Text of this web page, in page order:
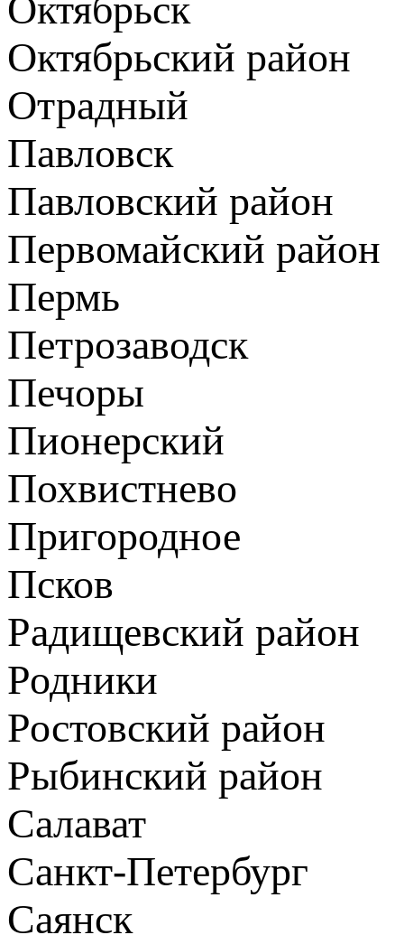
Октябрьский район
Отрадный
Павловск
Павловский район
Первомайский район
Пермь
Петрозаводск
Печоры
Пионерский
Похвистнево
Пригородное
Псков
Радищевский район
Родники
Ростовский район
Рыбинский район
Салават
Санкт-Петербург
Саянск